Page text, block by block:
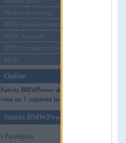
Sērijveida tūnings
BMW pasaules jaunumi
BMW koncepti
BMW konkurentu jaunumi
Moto
Online
Pašreiz BMWPower skatās 133
viesi un 1 reģistrēti lietotāji.
Ienākt BMWPower
• Pieslēgties